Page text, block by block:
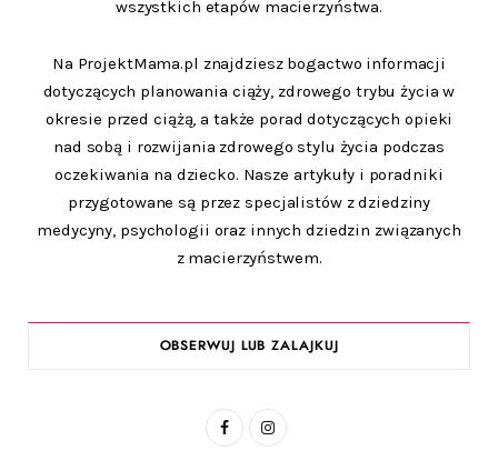
wszystkich etapów macierzyństwa.
Na ProjektMama.pl znajdziesz bogactwo informacji
dotyczących planowania ciąży, zdrowego trybu życia w
okresie przed ciążą, a także porad dotyczących opieki
nad sobą i rozwijania zdrowego stylu życia podczas
oczekiwania na dziecko. Nasze artykuły i poradniki
przygotowane są przez specjalistów z dziedziny
medycyny, psychologii oraz innych dziedzin związanych
z macierzyństwem.
OBSERWUJ LUB ZALAJKUJ
F
I